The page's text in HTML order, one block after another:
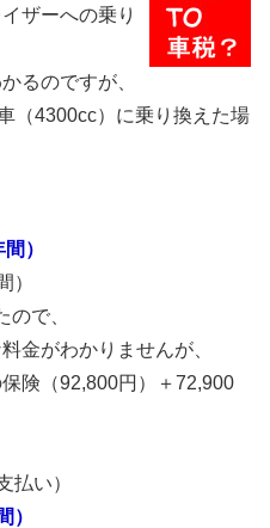
ザーへの乗り
るのですが、
（4300cc）に乗り換えた場
）
）
ので、
金がわかりませんが、
険（92,800円）＋72,900
払い）
）